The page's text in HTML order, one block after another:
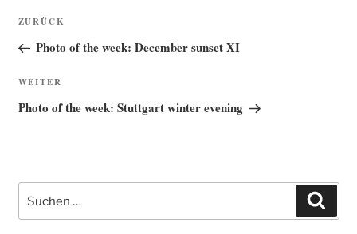
Beitragsnavigation
Vorheriger
Beitrag
ZURÜCK
Photo of the week: December sunset XI
Nächster
Beitrag
WEITER
Photo of the week: Stuttgart winter evening
nach: